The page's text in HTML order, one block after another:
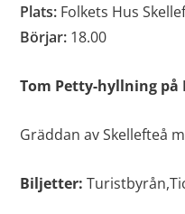
Plats:Folkets Hus
Börjar:18.00
Tom Petty-hyllning på
Gräddan av Skellefteå
Biljetter: